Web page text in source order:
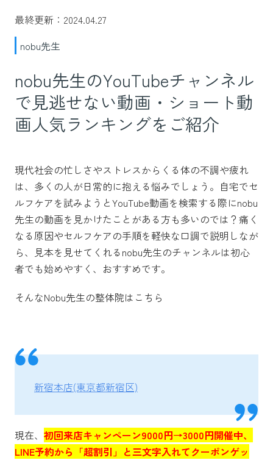
最終更新：2024.04.27
nobu先生
nobu先生のYouTubeチャンネル
で見逃せない動画・ショート動
画人気ランキングをご紹介
現代社会の忙しさやストレスからくる体の不調や疲れ
は、多くの人が日常的に抱える悩みでしょう。自宅でセ
ルフケアを試みようとYouTube動画を検索する際にnobu
先生の動画を見かけたことがある方も多いのでは？痛く
なる原因やセルフケアの手順を軽快な口調で説明しなが
ら、見本を見せてくれるnobu先生のチャンネルは初心
者でも始めやすく、おすすめです。
そんなNobu先生の整体院はこちら
新宿本店(東京都新宿区)
現在、 初回来店キャンペーン9000円→3000円開催中、
LINE予約から「超割引」と三文字入れてクーポンゲッ